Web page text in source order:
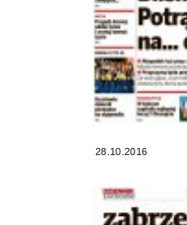
28.10.2016